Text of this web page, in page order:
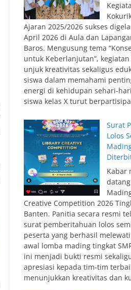
Ajaran 2025/2026 sukses
April 2026 di Aula dan
Baros. Mengusung tema
untuk Keberlanjutan”,
unjuk kreativitas sekaligus
siswa dalam memahami
energi di kehidupan sehari-
siswa kelas X turut
Surat
Lolos
Kabar
Creative Competition 2026
Banten. Panitia secara resmi
surat pemberitahuan lolos
peserta yang berhasil
awal lomba mading tingkat
ini menjadi bukti resmi
apresiasi kepada tim-tim
menunjukkan kreativitas dan